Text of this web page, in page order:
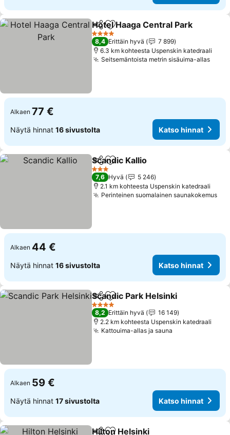
Jaa Lisää suosikkeihin
Hotel Haaga Central Park
4 Tähtiluokitus
8,4 Erittäin hyvä
7 899
6.3 km kohteesta Uspenskin katedraali
Seitsemäntoista metrin sisäuima-allas
Alkaen 77 €
Näytä hinnat 16 sivustolta Katso hinnat
Jaa Lisää suosikkeihin
Scandic Kallio
3 Tähtiluokitus
7,6 Hyvä
5 246
2.1 km kohteesta Uspenskin katedraali
Perinteinen suomalainen saunakokemus
Alkaen 44 €
Näytä hinnat 16 sivustolta Katso hinnat
Jaa Lisää suosikkeihin
Scandic Park Helsinki
4 Tähtiluokitus
8,2 Erittäin hyvä
16 149
2.2 km kohteesta Uspenskin katedraali
Kattouima-allas ja sauna
Alkaen 59 €
Näytä hinnat 17 sivustolta Katso hinnat
Hilton Helsinki